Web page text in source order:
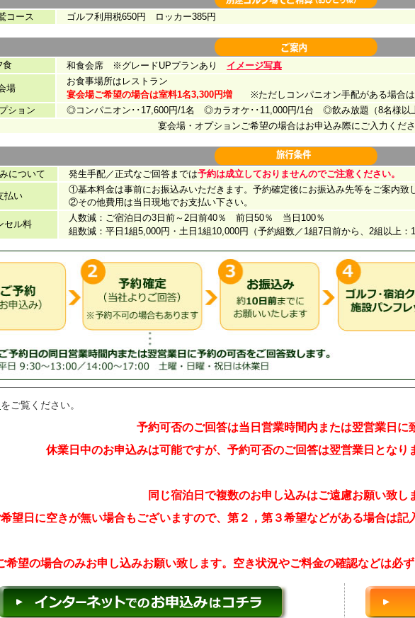
をご覧ください。
予約可否のご回答は当日営業時間内または翌営業日に
休業日中のお申込みは可能ですが、予約可否のご回答は翌営業日となり
同じ宿泊日で複数のお申し込みはご遠慮お願い致し
望日に空きが無い場合もございますので、第２，第３希望などがある場合は記
希望の場合のみお申し込みお願い致します。空き状況やご料金の確認などは必